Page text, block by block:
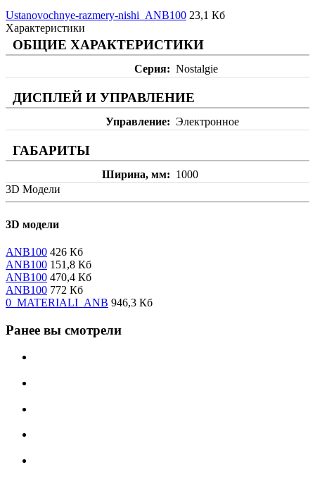
Ustanovochnye-razmery-nishi_ANB100 23,1 Кб
Характеристики
ОБЩИЕ ХАРАКТЕРИСТИКИ
Серия Nostalgie
ДИСПЛЕЙ И УПРАВЛЕНИЕ
Управление Электронное
ГАБАРИТЫ
Ширина, мм
1000
3D Модели
3D модели
ANB100 426 Кб
ANB100 151,8 Кб
ANB100 470,4 Кб
ANB100 772 Кб
0_MATERIALI_ANB 946,3 Кб
Ранее вы смотрели